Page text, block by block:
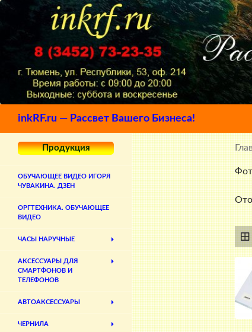
inkRF.ru — Рассвет Вашего Бизнеса!
Продукция
ОБУЧАЮЩЕЕ ВИДЕО ИГОРЯ
ЧУВАКИНА. ДЗЕН
ОРГТЕХНИКА. ОБУЧАЮЩЕЕ
ВИДЕО
ЧАСЫ НАРУЧНЫЕ
АКСЕССУАРЫ ДЛЯ
СМАРТФОНОВ И
ТЕЛЕФОНОВ
АВТОАКСЕССУАРЫ
ЧЕРНИЛА